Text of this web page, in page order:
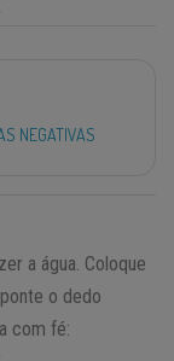
NEGATIVAS
a água. Coloque
o dedo
com fé: